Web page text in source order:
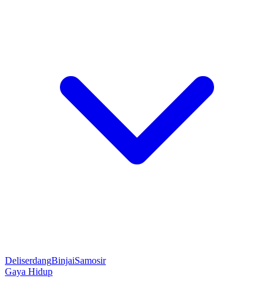
DeliserdangBinjaiSamosir
Gaya Hidup